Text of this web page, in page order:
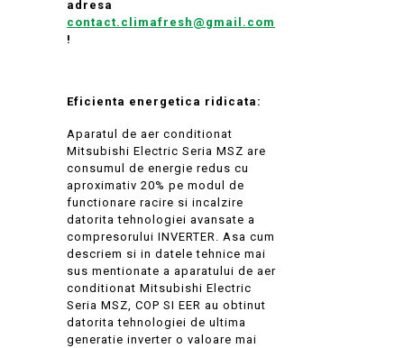
adresa
contact.climafresh@gmail.com
!
Eficienta energetica ridicata:
Aparatul de aer conditionat
Mitsubishi Electric Seria MSZ are
consumul de energie redus cu
aproximativ 20% pe modul de
functionare racire si incalzire
datorita tehnologiei avansate a
compresorului INVERTER. Asa cum
descriem si in datele tehnice mai
sus mentionate a aparatului de aer
conditionat Mitsubishi Electric
Seria MSZ, COP SI EER au obtinut
datorita tehnologiei de ultima
generatie inverter o valoare mai